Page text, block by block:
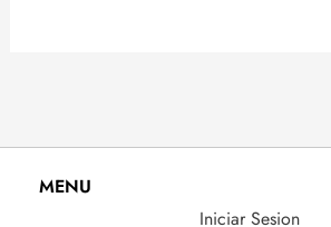
MENU
Iniciar Sesion